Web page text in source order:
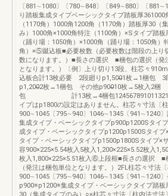
〔881∼1080〕〔780∼848〕〔849∼880〕〔
り踏板集成タイプベーシックタイプ踏板厚361000
（1170角）1000角1200角（1170角）踏板厚30（
み）1000角×1000角特注（1100角）×Sタイプ踏板
（踊り場：1050角）×1000角（踊り場：1050角）
角）×⑤蹴込板■必要枚数（必要枚数は階段の上り
数になります。）■長さの選択 ■梱包の選択（発
となります。）〔例〕上り切り13段、柱芯々
込板合計13枚必要 2段廻りp1,500̶̶1枚→1梱包 3
p1,200̶̶2枚→1梱包 その他p900̶̶10枚→5枚入2梱
包 計13枚→4梱包
イプはp1800の設定はありません。柱芯々寸法〔柱
900∼1045〔795∼940〕1046∼1345〔941∼1240〕
集成タイプ・ベーシックタイプp900p1200Sタイ
成タイプ・ベーシックタイプp1200p1500Sタイプ
タイプ・ベーシックタイプp1500p1800Sタイプ×
容900×225×5.54枚入5枚入1,200×225×5.52枚入
枚入1,800×225×5.51枚入⑥上段框■長さの選択 ■
（発注は梱包単位となります。）2FL柱芯々寸法〔
900∼1045〔795∼940〕1046∼1345〔941∼1240〕
p900※p1200※集成タイプ・ベーシックタイプ踏
30（集成タイプのみ）○×柱芯々寸法〔柱内法寸法〕